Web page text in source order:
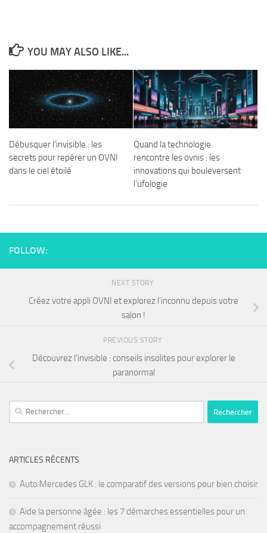
YOU MAY ALSO LIKE...
Débusquer l’invisible : les
secrets pour repérer un OVNI
dans le ciel étoilé
Quand la technologie
rencontre les ovnis : les
innovations qui bouleversent
l’ufologie
FOLLOW:
NEXT STORY
Créez votre appli OVNI et explorez l’inconnu depuis votre
salon !
PREVIOUS STORY
Découvrez l’invisible : conseils insolites pour explorer le
paranormal
ARTICLES RÉCENTS
Auto Mercedes GLK : le comparatif des versions pour bien choisir
Aide la personne âgée : les 7 démarches essentielles pour un
accompagnement réussi